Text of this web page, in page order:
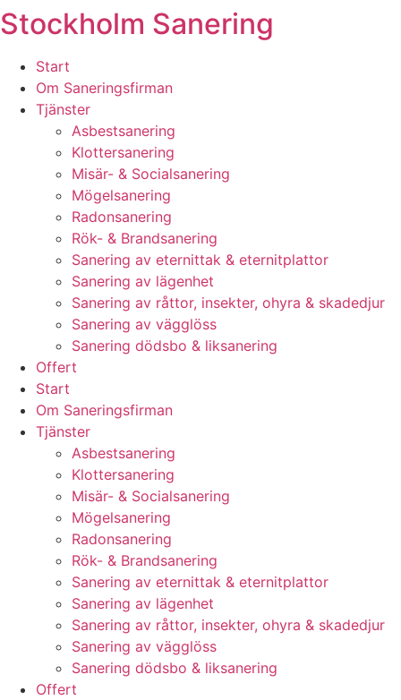
Skip
to
content
Stockholm Sanering
Start
Om Saneringsfirman
Tjänster
Asbestsanering
Klottersanering
Misär- & Socialsanering
Mögelsanering
Radonsanering
Rök- & Brandsanering
Sanering av eternittak & eternitplattor
Sanering av lägenhet
Sanering av råttor, insekter, ohyra & skadedjur
Sanering av vägglöss
Sanering dödsbo & liksanering
Offert
Start
Om Saneringsfirman
Tjänster
Asbestsanering
Klottersanering
Misär- & Socialsanering
Mögelsanering
Radonsanering
Rök- & Brandsanering
Sanering av eternittak & eternitplattor
Sanering av lägenhet
Sanering av råttor, insekter, ohyra & skadedjur
Sanering av vägglöss
Sanering dödsbo & liksanering
Offert